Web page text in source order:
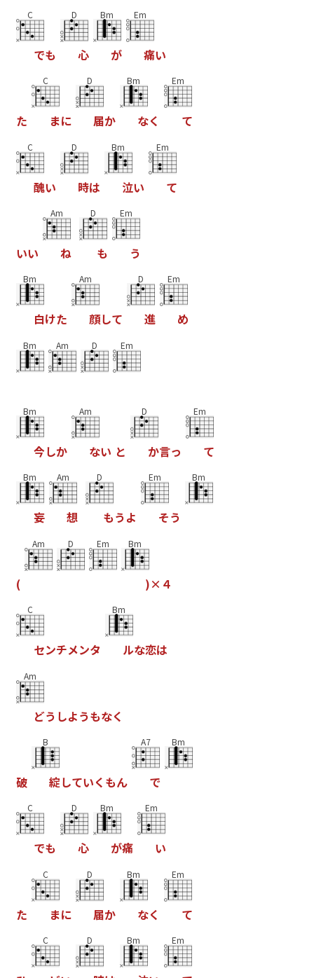
C
でも
D
心
Bm
が
Em
痛い
た
C
まに
D
届か
Bm
なく
Em
て
C
醜い
D
時は
Bm
泣い
Em
て
いい
Am
ね
D
も
Em
う
Bm
白けた
Am
顔して
D
進
Em
め
Bm Am D Em
Bm
今しか
Am
ない と
D
か言っ
Em
て
Bm
妄
Am
想
D
もう よ
Em
そう
Bm
(
Am D Em Bm
)× ４
C
センチメンタ
Bm
ルな恋は
Am
どう しようもなく
破
B
綻していく もん
A7
で
Bm
C
でも
D
心
Bm
が痛
Em
い
た
C
まに
D
届か
Bm
なく
Em
て
C D Bm Em